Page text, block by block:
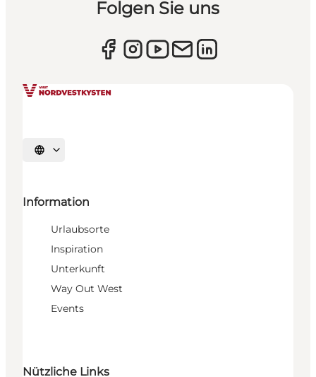
Folgen Sie uns
Sprache auswählen
Information
Urlaubsorte
Inspiration
Unterkunft
Way Out West
Events
Nützliche Links